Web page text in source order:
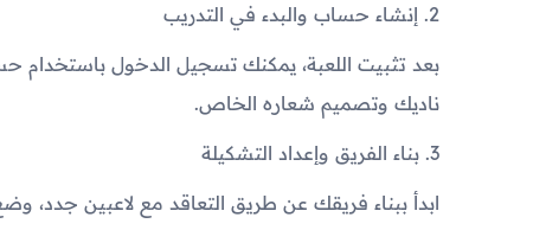
2. إنشاء حساب والبدء في التدريب
بعد تثبيت اللعبة، يمكنك تسجيل الدخول باستخدام
ناديك وتصميم شعاره الخاص.
3. بناء الفريق وإعداد التشكيلة
ابدأ ببناء فريقك عن طريق التعاقد مع لاعبين جدد،